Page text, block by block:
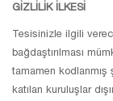
GİZLİLİK İLKESİ
Tesisinizle ilgili
bağdaştırılması
tamamen kodlanmış
katılan kuruluşlar